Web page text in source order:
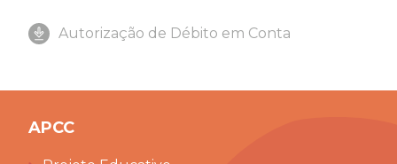
APCC
Autorização de Débito em Conta